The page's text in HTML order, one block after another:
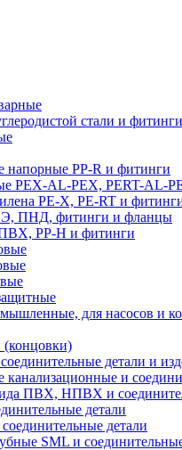
стали и фитинги
напорные PP-R и фитинги
PEX-AL-PEX, PERT-AL-
PE-X, PE-RT и
ПНД, фитинги и фланцы
PP-H и фитинги
для насосов и
(концовки)
детали и
и
ПВХ, НПВХ и
детали
детали
SML и